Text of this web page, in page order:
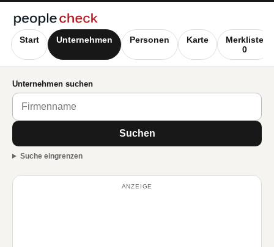
Start Unternehmen Personen Karte
Merkliste
0
Unternehmen suchen
Suchen
Suche eingrenzen
ANZEIGE